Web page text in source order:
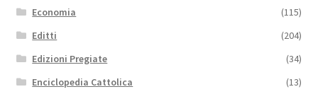
Economia
(115)
Editti
(204)
Edizioni Pregiate
(34)
Enciclopedia Cattolica
(13)